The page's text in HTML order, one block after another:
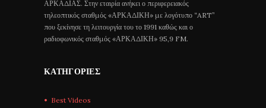
ΑΡΚΑΔΙΑΣ. Στην εταιρία ανήκει ο περιφερειακός
τηλεοπτικός σταθμός «ΑΡΚΑΔΙΚΗ» με λογότυπο “ART”
που ξεκίνησε τη λειτουργία του το 1991 καθώς και ο
ραδιοφωνικός σταθμός «ΑΡΚΑΔΙΚΗ» 95,9 FM.
ΚΑΤΗΓΟΡΊΕΣ
Best Videos